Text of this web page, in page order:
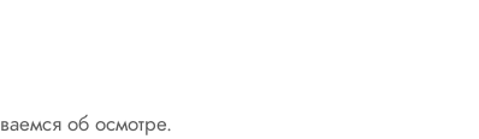
об осмотре.